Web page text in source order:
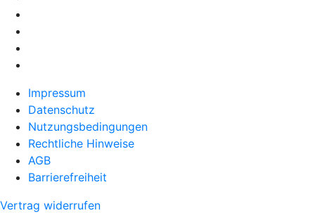
Impressum
Datenschutz
Nutzungsbedingungen
Rechtliche Hinweise
AGB
Barrierefreiheit
Vertrag widerrufen